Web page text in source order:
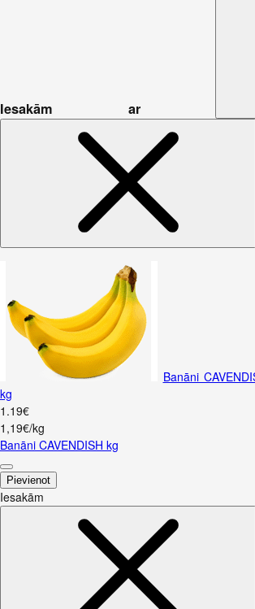
Iesakām ar
Banāni
kg
1 .19€
1,19€/kg
Banāni CAVENDISH kg
Pievienot
Iesakām